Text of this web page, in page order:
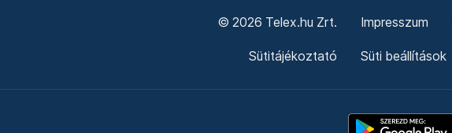
© 2026 Telex.hu Zrt. Impresszum
Sütitájékoztató Süti beállítások